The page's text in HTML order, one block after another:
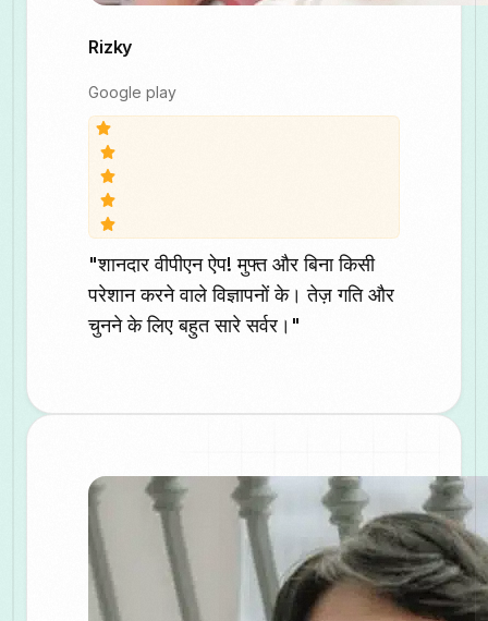
Rizky
Google play
"शानदार वीपीएन ऐप! मुफ्त और बिना किसी
परेशान करने वाले विज्ञापनों के। तेज़ गति और
चुनने के लिए बहुत सारे सर्वर।"